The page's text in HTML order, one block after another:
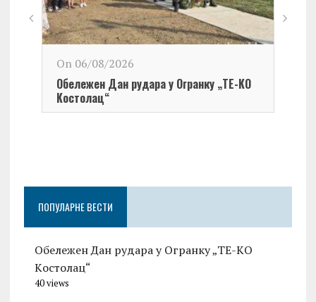
On 06/08/2026
Обележен Дан рудара у Огранку „ТЕ-KО
Kостолац“
ПОПУЛАРНЕ ВЕСТИ
Обележен Дан рудара у Огранку „ТЕ-KО
Kостолац“
40 views